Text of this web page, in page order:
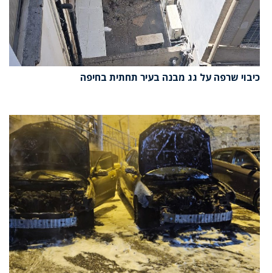
כיבוי שרפה על גג מבנה בעיר תחתית בחיפה